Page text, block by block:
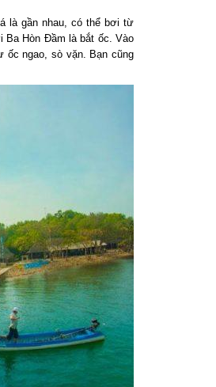
là gần nhau, có thể bơi từ
Hòn Đầm là bắt ốc. Vào
ngao, sò vặn. Bạn cũng